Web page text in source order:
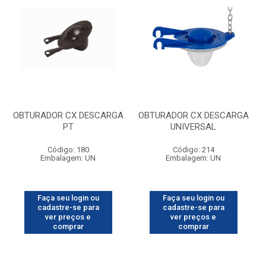
OBTURADOR CX DESCARGA
PT
Código: 180
Embalagem: UN
Faça seu login ou
cadastre-se para
ver preços e
comprar
OBTURADOR CX DESCARGA
UNIVERSAL
Código: 214
Embalagem: UN
Faça seu login ou
cadastre-se para
ver preços e
comprar